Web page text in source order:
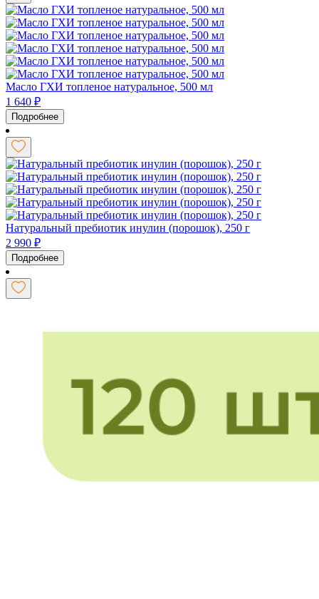
Масло ГХИ топленое натуральное, 500 мл
1 640 ₽
Подробнее
Натуральный пребиотик инулин (порошок), 250 г
2 990 ₽
Подробнее